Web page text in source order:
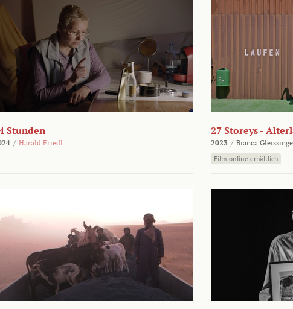
Stunden
/ Harald Friedl
27 Storeys -
2023 / Bianca
Film online erhältlich